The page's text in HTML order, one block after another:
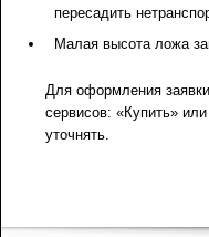
пересадить
Малая высота ложа
Для оформления
сервисов: «Купить»
уточнять.